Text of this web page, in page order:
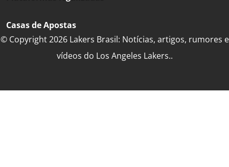
Casas de Apostas
© Copyright 2026 Lakers Brasil: Notícias, artigos, rumores e
vídeos do Los Angeles Lakers..